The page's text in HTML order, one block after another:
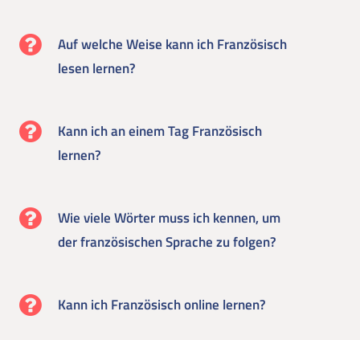
Auf welche Weise kann ich Französisch
lesen lernen?
Kann ich an einem Tag Französisch
lernen?
Wie viele Wörter muss ich kennen, um
der französischen Sprache zu folgen?
Kann ich Französisch online lernen?